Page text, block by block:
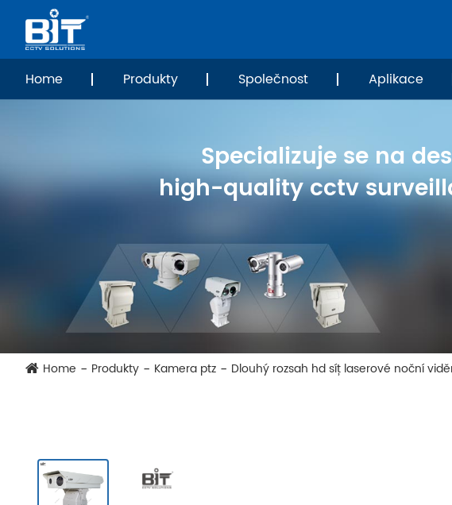
Home Produkty Společnost Aplikace
Specializuje se na
high-quality cctv
Home Produkty Kamera ptz Dlouhý rozsah hd síť laserové noční